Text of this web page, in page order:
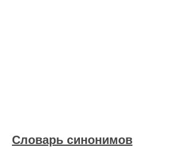
Словарь синонимов